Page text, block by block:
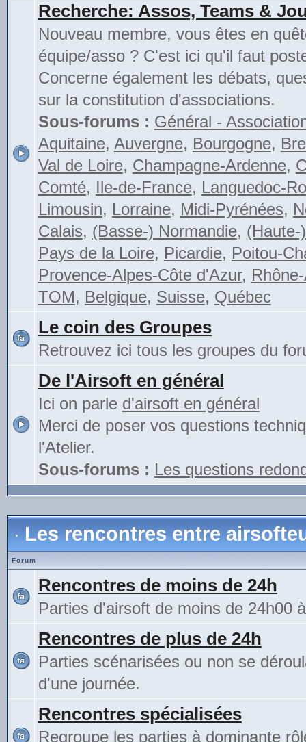
Recherche: Assos, Teams &
Nouveau membre, vous êtes en
équipe/asso ? C'est ici qu'il faut
Concerne également les débats,
sur la constitution d'associations.
Sous-forums : Général -
Aquitaine, Auvergne, Bourgogne,
Val de Loire, Champagne-Ardenne,
Comté, Ile-de-France, Languedoc-
Limousin, Lorraine, Midi-Pyrénées,
Calais, (Basse-) Normandie, (Haute-
Pays de la Loire, Picardie, Poitou-
Provence-Alpes-Côte d'Azur,
TOM, Belgique, Suisse, Québec
Le coin des Groupes
Retrouvez ici tous les groupes du
De l'Airsoft en général
Ici on parle d'airsoft en général
Merci de poser vos questions
l'Atelier.
Sous-forums : Les questions
Les rencontres entre
Forum
Rencontres de moins de 24h
Parties d'airsoft de moins de 24h00
Rencontres de plus de 24h
Parties scénarisées ou non se
d'une journée.
Rencontres spécialisées
Regroupe les parties à dominante